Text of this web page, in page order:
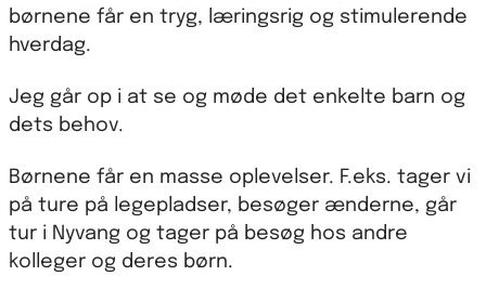
børnene får en tryg, læringsrig og stimulerende
hverdag.
Jeg går op i at se og møde det enkelte barn og
dets behov.
Børnene får en masse oplevelser. F.eks. tager vi
på ture på legepladser, besøger ænderne, går
tur i Nyvang og tager på besøg hos andre
kolleger og deres børn.